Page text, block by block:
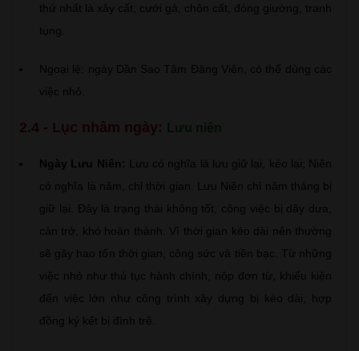
thứ nhất là xây cất, cưới gả, chôn cất, đóng giường, tranh
tụng.
Ngoại lệ: ngày Dần Sao Tâm Đăng Viên, có thể dùng các
việc nhỏ.
2.4 - Lục nhâm ngày: Lưu niên
Ngày Lưu Niên:
Lưu có nghĩa là lưu giữ lại, kéo lại; Niên
có nghĩa là năm, chỉ thời gian. Lưu Niên chỉ năm tháng bị
giữ lại. Đây là trạng thái không tốt, công việc bị dây dưa,
cản trở, khó hoàn thành. Vì thời gian kéo dài nên thường
sẽ gây hao tốn thời gian, công sức và tiền bạc. Từ những
việc nhỏ như thủ tục hành chính, nộp đơn từ, khiếu kiện
đến việc lớn như công trình xây dựng bị kéo dài, hợp
đồng ký kết bị đình trệ.